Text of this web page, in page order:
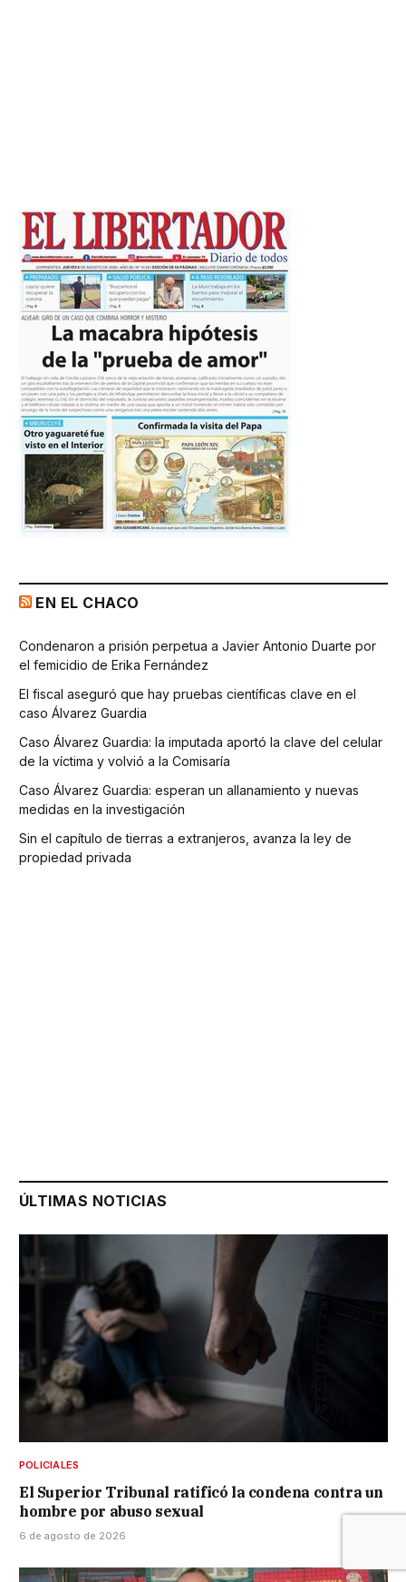
EN EL CHACO
Condenaron a prisión perpetua a Javier Antonio Duarte por
el femicidio de Erika Fernández
El fiscal aseguró que hay pruebas científicas clave en el
caso Álvarez Guardia
Caso Álvarez Guardia: la imputada aportó la clave del celular
de la víctima y volvió a la Comisaría
Caso Álvarez Guardia: esperan un allanamiento y nuevas
medidas en la investigación
Sin el capítulo de tierras a extranjeros, avanza la ley de
propiedad privada
ÚLTIMAS NOTICIAS
POLICIALES
El Superior Tribunal ratificó la condena contra un
hombre por abuso sexual
6 de agosto de 2026